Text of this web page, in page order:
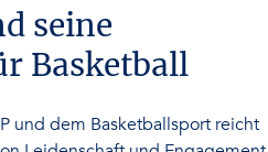
seine
Basketball
und dem Basketballsport reicht